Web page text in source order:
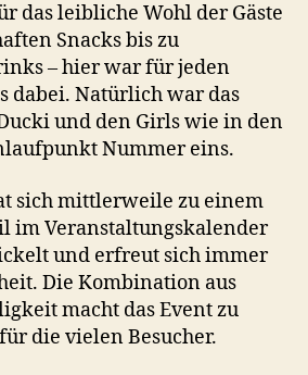
das leibliche Wohl der Gäste
Snacks bis zu
– hier war für jeden
dabei. Natürlich war das
und den Girls wie in den
Nummer eins.
sich mittlerweile zu einem
im Veranstaltungskalender
und erfreut sich immer
Die Kombination aus
macht das Event zu
die vielen Besucher.